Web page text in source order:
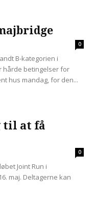
0
B-kategorien i
hårde betingelser for
hus mandag, for den...
til at få
0
Joint Run i
maj. Deltagerne kan